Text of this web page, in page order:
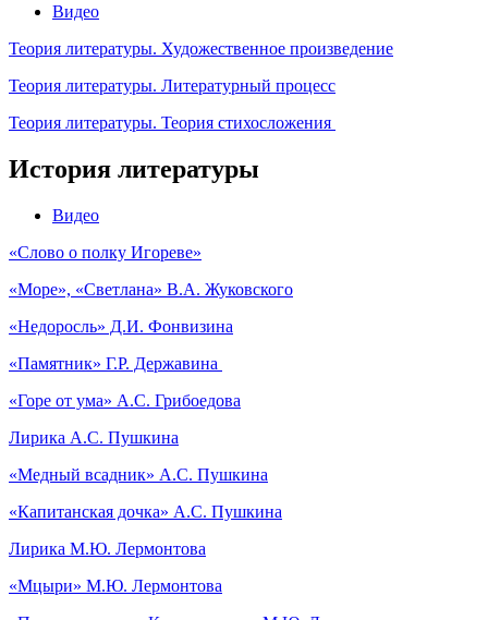
Видео
Теория литературы. Художественное произведение
Теория литературы. Литературный процесс
Теория литературы. Теория стихосложения
История литературы
Видео
«Слово о полку Игореве»
«Море», «Светлана» В.А. Жуковского
«Недоросль» Д.И. Фонвизина
«Памятник» Г.Р. Державина
«Горе от ума» А.С. Грибоедова
Лирика А.С. Пушкина
«Медный всадник» А.С. Пушкина
«Капитанская дочка» А.С. Пушкина
Лирика М.Ю. Лермонтова
«Мцыри» М.Ю. Лермонтова